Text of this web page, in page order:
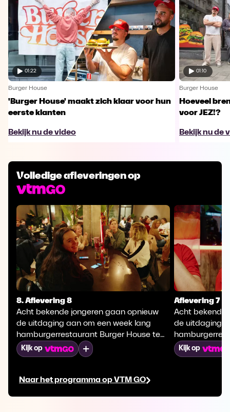
01:22
Burger House
'Burger House' maakt zich klaar voor hun
eerste klanten
Bekijk nu de video
01:10
Burger House
Hoeveel
voor JEZ!?
Bekijk nu de
Volledige afleveringen op
Naar het programma op VTM GO
8. Aflevering 8
Acht bekende jongeren gaan opnieuw
de uitdaging aan om een week lang
hamburgerrestaurant Burger House te
runnen. Zonder enige ervaring, maar met
grote gedrevenheid stapt deze jonge
Kijk op
Aflevering 7
Acht bekende
de uitdaging
runnen.
grote
Kijk op